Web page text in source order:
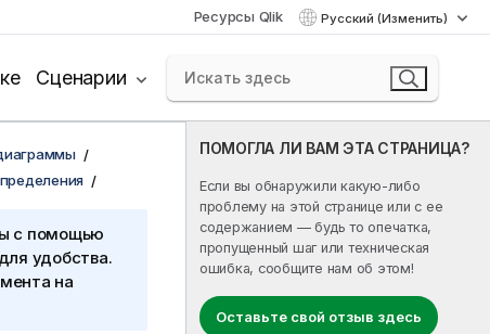
Ресурсы Qlik Русский (Изменить)
Сценарии
ПОМОГЛА ЛИ ВАМ ЭТА СТРАНИЦА?
Если вы обнаружили какую-либо
проблему на этой странице или с ее
содержанием — будь то опечатка,
пропущенный шаг или техническая
ошибка, сообщите нам об этом!
Оставьте свой отзыв здесь
с помощью
удобства.
на